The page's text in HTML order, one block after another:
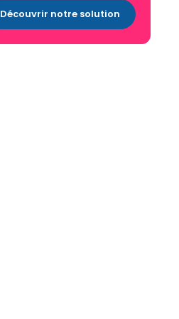
Découvrir notre solution